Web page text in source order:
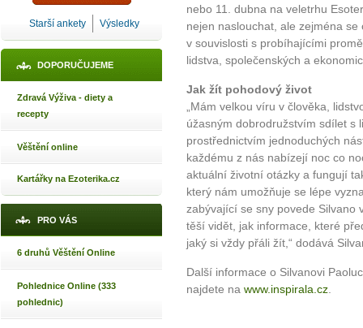
Starší ankety Výsledky
DOPORUČUJEME
Zdravá Výživa - diety a
recepty
Věštění online
Kartářky na Ezoterika.cz
PRO VÁS
6 druhů Věštění Online
Pohlednice Online (333
pohlednic)
nebo 11. dubna na veletrhu
nejen naslouchat, ale zejména
v souvislosti s probíhajícími
lidstva, společenských a
Jak žít pohodový život
„Mám velkou víru v člověka,
úžasným dobrodružstvím sdílet s
prostřednictvím jednoduchých
každému z nás nabízejí noc co
aktuální životní otázky a fungují
který nám umožňuje se lépe
zabývající se sny povede Silvano
těší vidět, jak informace, které
jaký si vždy přáli žít,“ dodává
Další informace o Silvanovi
najdete na www.inspirala.cz